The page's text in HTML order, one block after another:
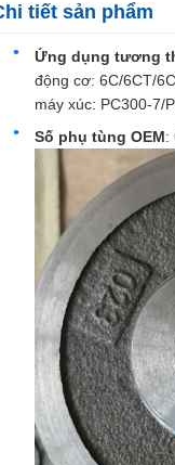
tiết sản phẩm
Ứng dụng tương
động cơ: 6C/6CT/
máy xúc: PC300-7/
Số phụ tùng OEM: